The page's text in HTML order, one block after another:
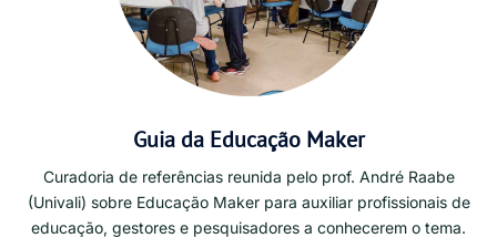
Guia da Educação Maker
Curadoria de referências reunida pelo prof. André Raabe
(Univali) sobre Educação Maker para auxiliar profissionais de
educação, gestores e pesquisadores a conhecerem o tema.